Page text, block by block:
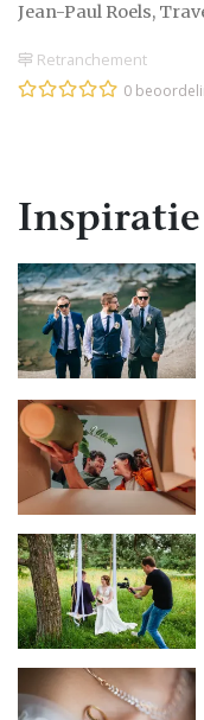
Jean-Paul Roels,
Retranchement
0
Inspiratie